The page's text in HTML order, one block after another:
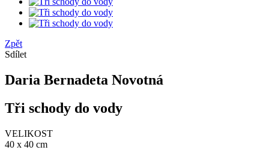
Zpět
Sdílet
Daria Bernadeta Novotná
Tři schody do vody
VELIKOST
40 x 40 cm